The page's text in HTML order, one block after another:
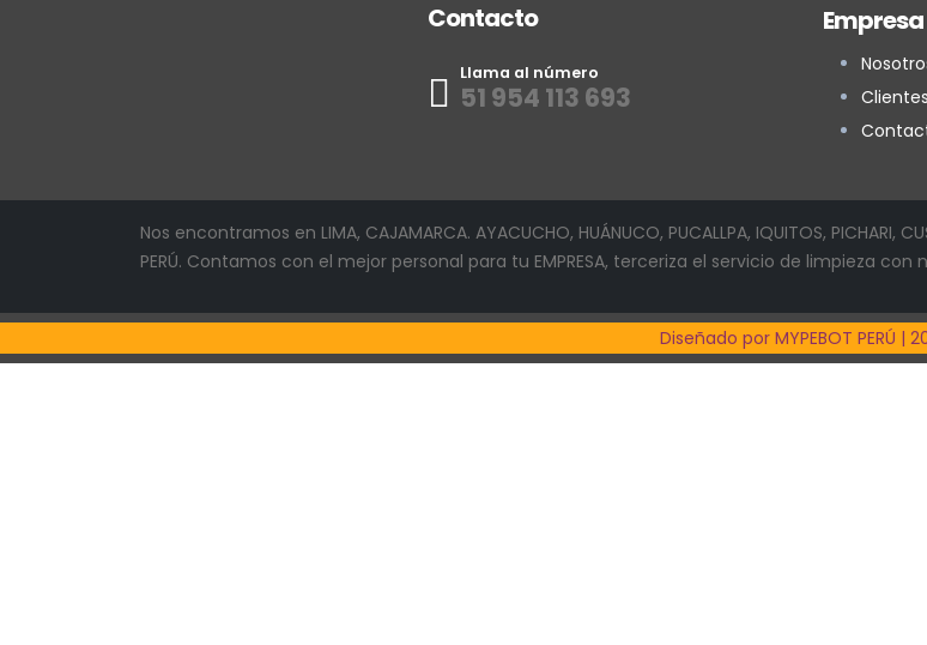
Contacto
Llama al número
51 954 113 693
Empresa
Clientes
Nos encontramos en LIMA, CAJAMARCA. AYACUCHO, HUÁNUCO, PUCALLPA, IQUITOS, PICHARI,
PERÚ. Contamos con el mejor personal para tu EMPRESA, terceriza el servicio de limpieza con
Diseñado por MYPEBOT PERÚ |